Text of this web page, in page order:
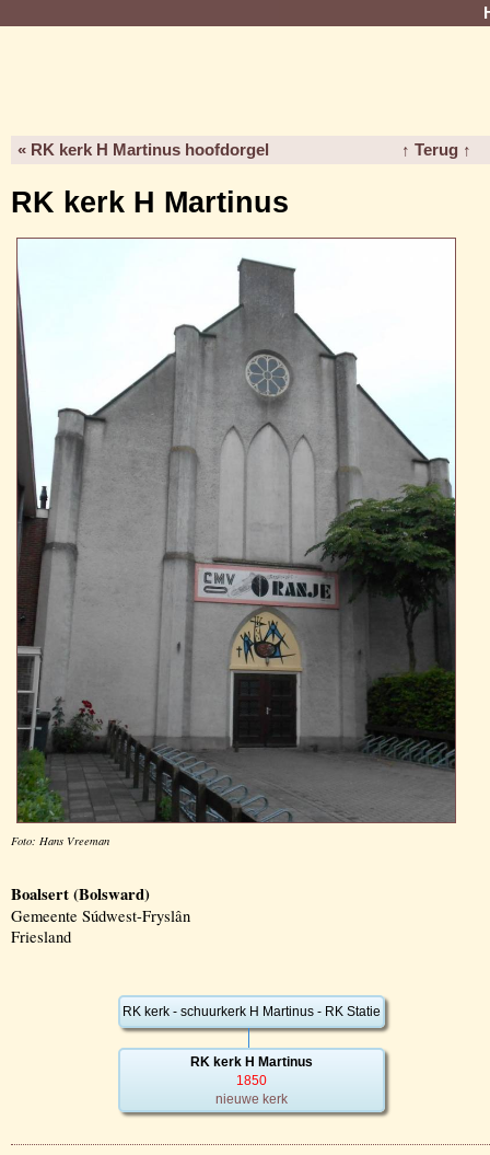
« RK kerk H Martinus hoofdorgel ↑ Terug ↑
RK kerk H Martinus
Foto: Hans Vreeman
Boalsert (Bolsward)
Gemeente Súdwest-Fryslân
Friesland
RK kerk - schuurkerk H Martinus - RK Statie
RK kerk H Martinus
1850
nieuwe kerk